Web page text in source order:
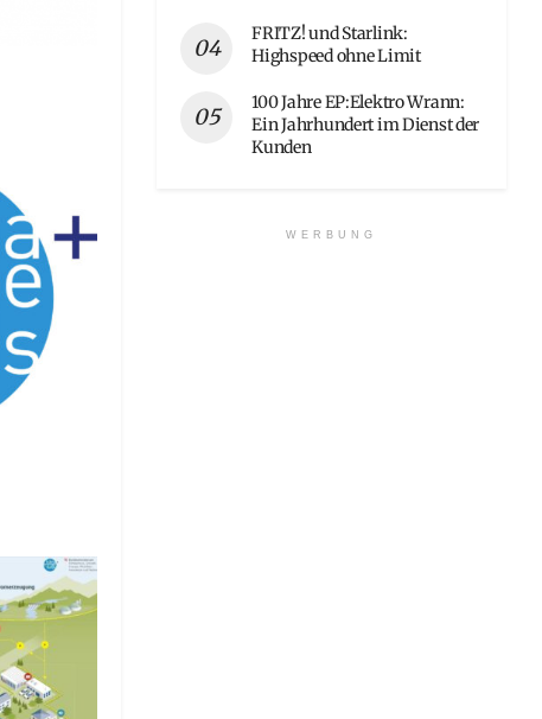
FRITZ! und Starlink:
Highspeed ohne Limit
100 Jahre EP:Elektro Wrann:
Ein Jahrhundert im Dienst der
Kunden
WERBUNG